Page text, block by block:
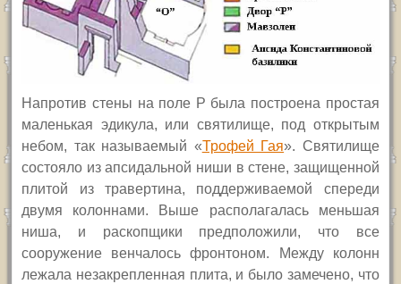
Напротив стены на поле P была построена простая
маленькая эдикула, или святилище, под открытым
небом, так называемый «Трофей Гая». Святилище
состояло из апсидальной ниши в стене, защищенной
плитой из травертина, поддерживаемой спереди
двумя колоннами. Выше располагалась меньшая
ниша, и раскопщики предположили, что все
сооружение венчалось фронтоном. Между колонн
лежала незакрепленная плита, и было замечено, что